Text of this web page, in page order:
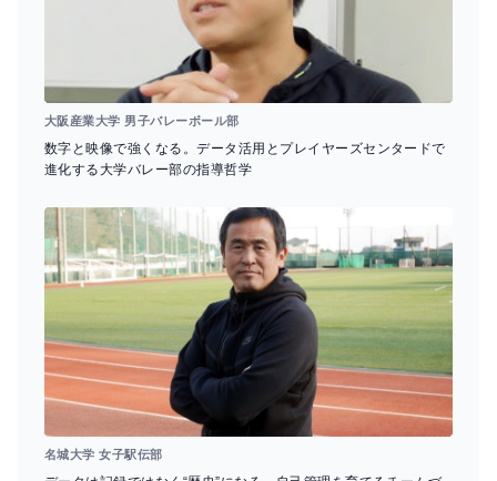
大阪産業大学 男子バレーボール部
数字と映像で強くなる。データ活用とプレイヤーズセンタードで
進化する大学バレー部の指導哲学
名城大学 女子駅伝部